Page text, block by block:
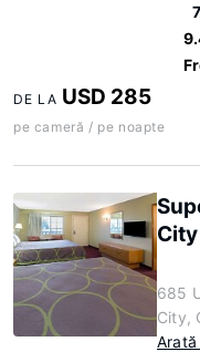
DE LA USD 285
pe cameră / pe noapte
City
685
City,